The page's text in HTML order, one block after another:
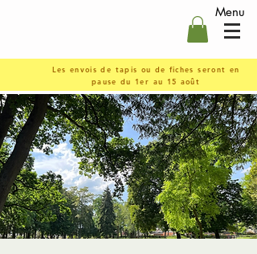
Menu
Les envois de tapis ou de fiches seront en
pause du 1er au 15 août